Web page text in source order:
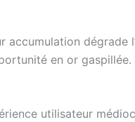
accumulation dégrade
en or gaspillée.
utilisateur